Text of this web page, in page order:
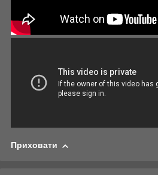
Приховати